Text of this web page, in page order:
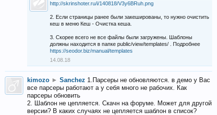
http://skrinshoter.ru/i/140818/V3y6BRuh.png
2. Если страницы ранее были закешированы, то нужно очистить
кеш в меню Кеш - Очистка кеша.
3. Скорее всего не все файлы были загружены. Шаблоны
должны находится в папке public/view/templates/ . Подробнее
https://seodor.biz/manual/templates
14.08.18
kimozo ► Sanchez 1.Парсеры не обновляются. в демо у Вас
все парсеры работают а у себя много не рабочих. Как
парсеры обновить
2. Шаблон не цепляется. Скачн на форуме. Может для другой
версии? В каких случаях не цепляется шаблон в список?